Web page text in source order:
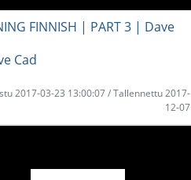
FINNISH | PART 3 | Dave
Cad
2017-03-23 13:00:07 / Tallennettu 2017-
12-07